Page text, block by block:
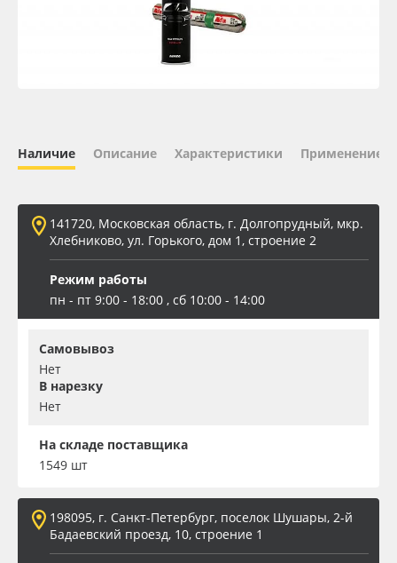
ПЭТ листовой
ПЭТ бэклит
Вспененный ПВХ
Баннер
Заготовки для сувениров
Наличие Описание Характеристики Применение
141720, Московская область, г. Долгопрудный, мкр.
Хлебниково, ул. Горького, дом 1, строение 2
Режим работы
пн - пт 9:00 - 18:00 , сб 10:00 - 14:00
Самовывоз
Нет
В нарезку
Нет
На складе поставщика
1549 шт
198095, г. Санкт-Петербург, поселок Шушары, 2-й
Бадаевский проезд, 10, строение 1